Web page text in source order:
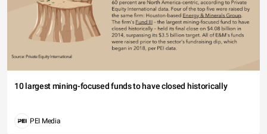
10 largest mining-focused funds to have closed historically
PEI Media